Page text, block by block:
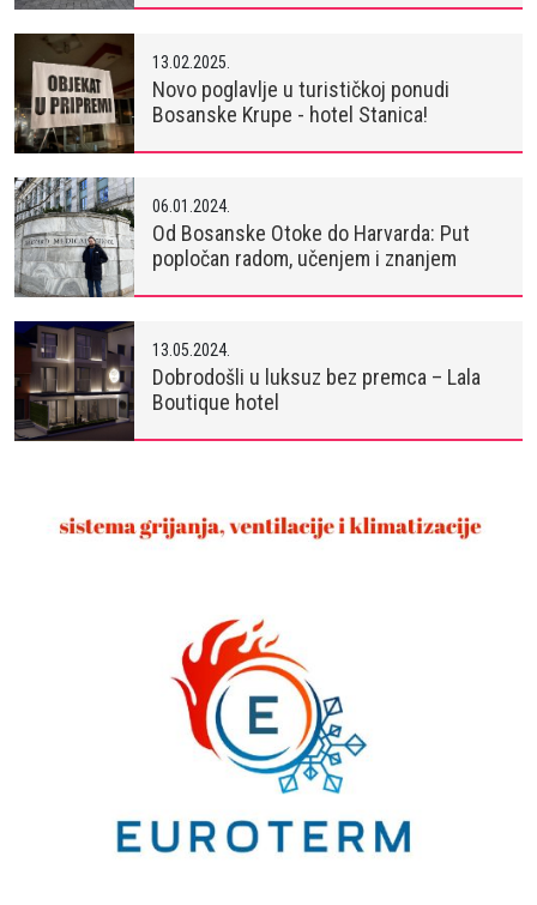
13.02.2025.
Novo poglavlje u turističkoj ponudi
Bosanske Krupe - hotel Stanica!
06.01.2024.
Od Bosanske Otoke do Harvarda: Put
popločan radom, učenjem i znanjem
13.05.2024.
Dobrodošli u luksuz bez premca – Lala
Boutique hotel